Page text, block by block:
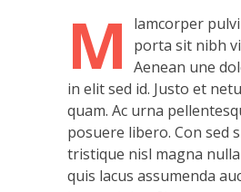
M
lamcorper
porta sit nibh
Aenean une
in elit sed id. Justo et
quam. Ac urna
posuere libero. Con sed
tristique nisl magna
quis lacus assumenda